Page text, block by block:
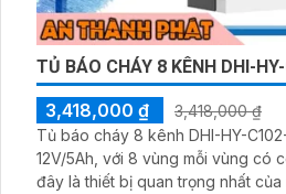
TỦ BÁO CHÁY 8 KÊNH DHI-
3,418,000 ₫
3,418,000 ₫
Tủ báo cháy 8 kênh DHI-HY-
12V/5Ah, với 8 vùng mỗi vùng có
đây là thiết bị quan trọng nhất